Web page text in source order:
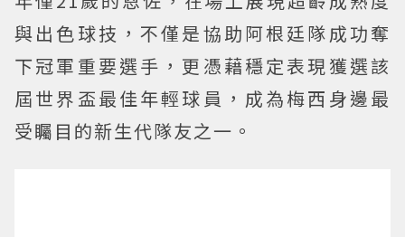
與出色球技，不僅是協助阿根廷隊成功奪
下冠軍重要選手，更憑藉穩定表現獲選該
屆世界盃最佳年輕球員，成為梅西身邊最
受矚目的新生代隊友之一。